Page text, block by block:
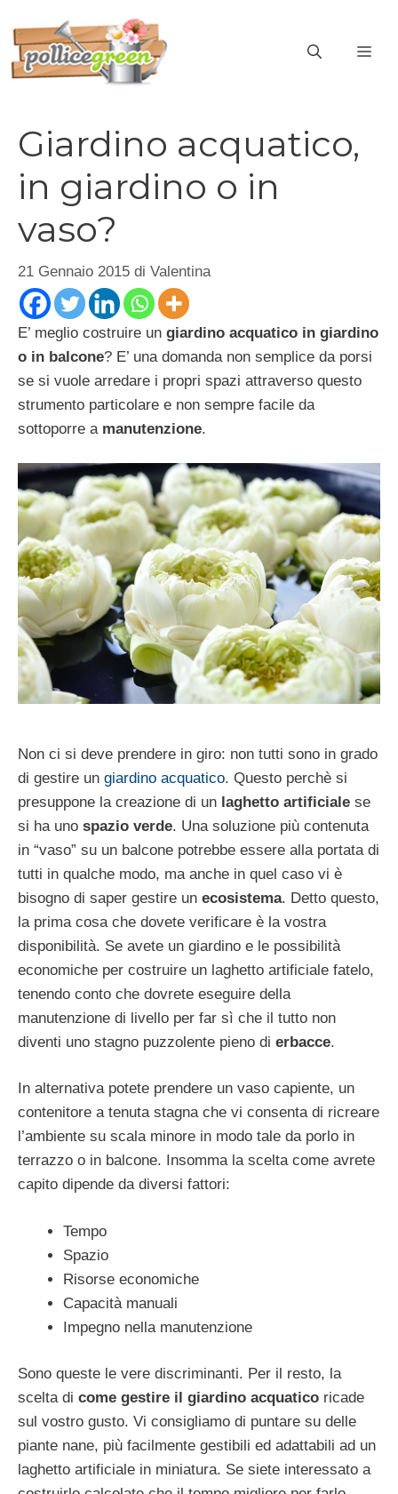
contenuto
Giardino acquatico,
in giardino o in
vaso?
21 Gennaio 2015 di Valentina
E’ meglio costruire un giardino acquatico in giardino
o in balcone? E’ una domanda non semplice da porsi
se si vuole arredare i propri spazi attraverso questo
strumento particolare e non sempre facile da
sottoporre a manutenzione.
Non ci si deve prendere in giro: non tutti sono in grado
di gestire un giardino acquatico. Questo perchè si
presuppone la creazione di un laghetto artificiale se
si ha uno spazio verde. Una soluzione più contenuta
in “vaso” su un balcone potrebbe essere alla portata di
tutti in qualche modo, ma anche in quel caso vi è
bisogno di saper gestire un ecosistema. Detto questo,
la prima cosa che dovete verificare è la vostra
disponibilità. Se avete un giardino e le possibilità
economiche per costruire un laghetto artificiale fatelo,
tenendo conto che dovrete eseguire della
manutenzione di livello per far sì che il tutto non
diventi uno stagno puzzolente pieno di erbacce.
In alternativa potete prendere un vaso capiente, un
contenitore a tenuta stagna che vi consenta di ricreare
l’ambiente su scala minore in modo tale da porlo in
terrazzo o in balcone. Insomma la scelta come avrete
capito dipende da diversi fattori:
Tempo
Spazio
Risorse economiche
Capacità manuali
Impegno nella manutenzione
Sono queste le vere discriminanti. Per il resto, la
scelta di come gestire il giardino acquatico ricade
sul vostro gusto. Vi consigliamo di puntare su delle
piante nane, più facilmente gestibili ed adattabili ad un
laghetto artificiale in miniatura. Se siete interessato a